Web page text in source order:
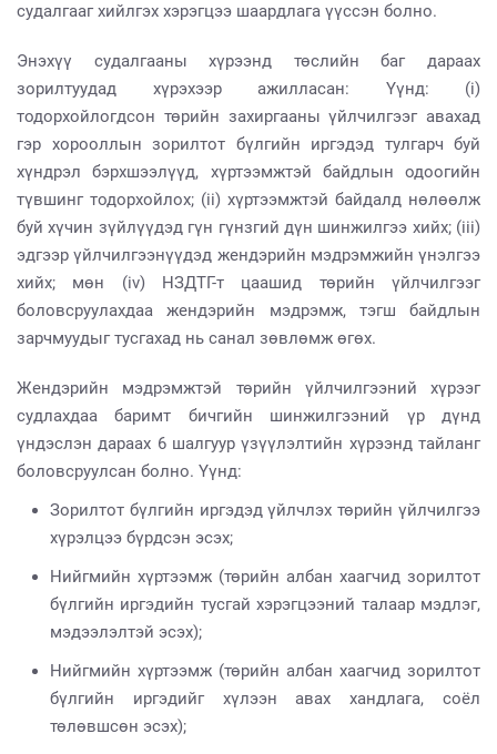
судалгааг хийлгэх хэрэгцээ шаардлага үүссэн болно.
Энэхүү судалгааны хүрээнд төслийн баг дараах
зорилтуудад хүрэхээр ажилласан: Үүнд: (i)
тодорхойлогдсон төрийн захиргааны үйлчилгээг авахад
гэр хорооллын зорилтот бүлгийн иргэдэд тулгарч буй
хүндрэл бэрхшээлүүд, хүртээмжтэй байдлын одоогийн
түвшинг тодорхойлох; (ii) хүртээмжтэй байдалд нөлөөлж
буй хүчин зүйлүүдэд гүн гүнзгий дүн шинжилгээ хийх; (iii)
эдгээр үйлчилгээнүүдэд жендэрийн мэдрэмжийн үнэлгээ
хийх; мөн (iv) НЗДТГ-т цаашид төрийн үйлчилгээг
боловсруулахдаа жендэрийн мэдрэмж, тэгш байдлын
зарчмуудыг тусгахад нь санал зөвлөмж өгөх.
Жендэрийн мэдрэмжтэй төрийн үйлчилгээний хүрээг
судлахдаа баримт бичгийн шинжилгээний үр дүнд
үндэслэн дараах 6 шалгуур үзүүлэлтийн хүрээнд тайланг
боловсруулсан болно. Үүнд:
Зорилтот бүлгийн иргэдэд үйлчлэх төрийн үйлчилгээ
хүрэлцээ бүрдсэн эсэх;
Нийгмийн хүртээмж (төрийн албан хаагчид зорилтот
бүлгийн иргэдийн тусгай хэрэгцээний талаар мэдлэг,
мэдээлэлтэй эсэх);
Нийгмийн хүртээмж (төрийн албан хаагчид зорилтот
бүлгийн иргэдийг хүлээн авах хандлага, соёл
төлөвшсөн эсэх);